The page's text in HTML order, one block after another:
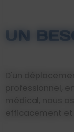
UN
D'un
professionnel,